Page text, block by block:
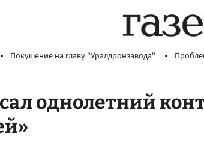
Покушение на главу "Уралдронзавода"
однолетний